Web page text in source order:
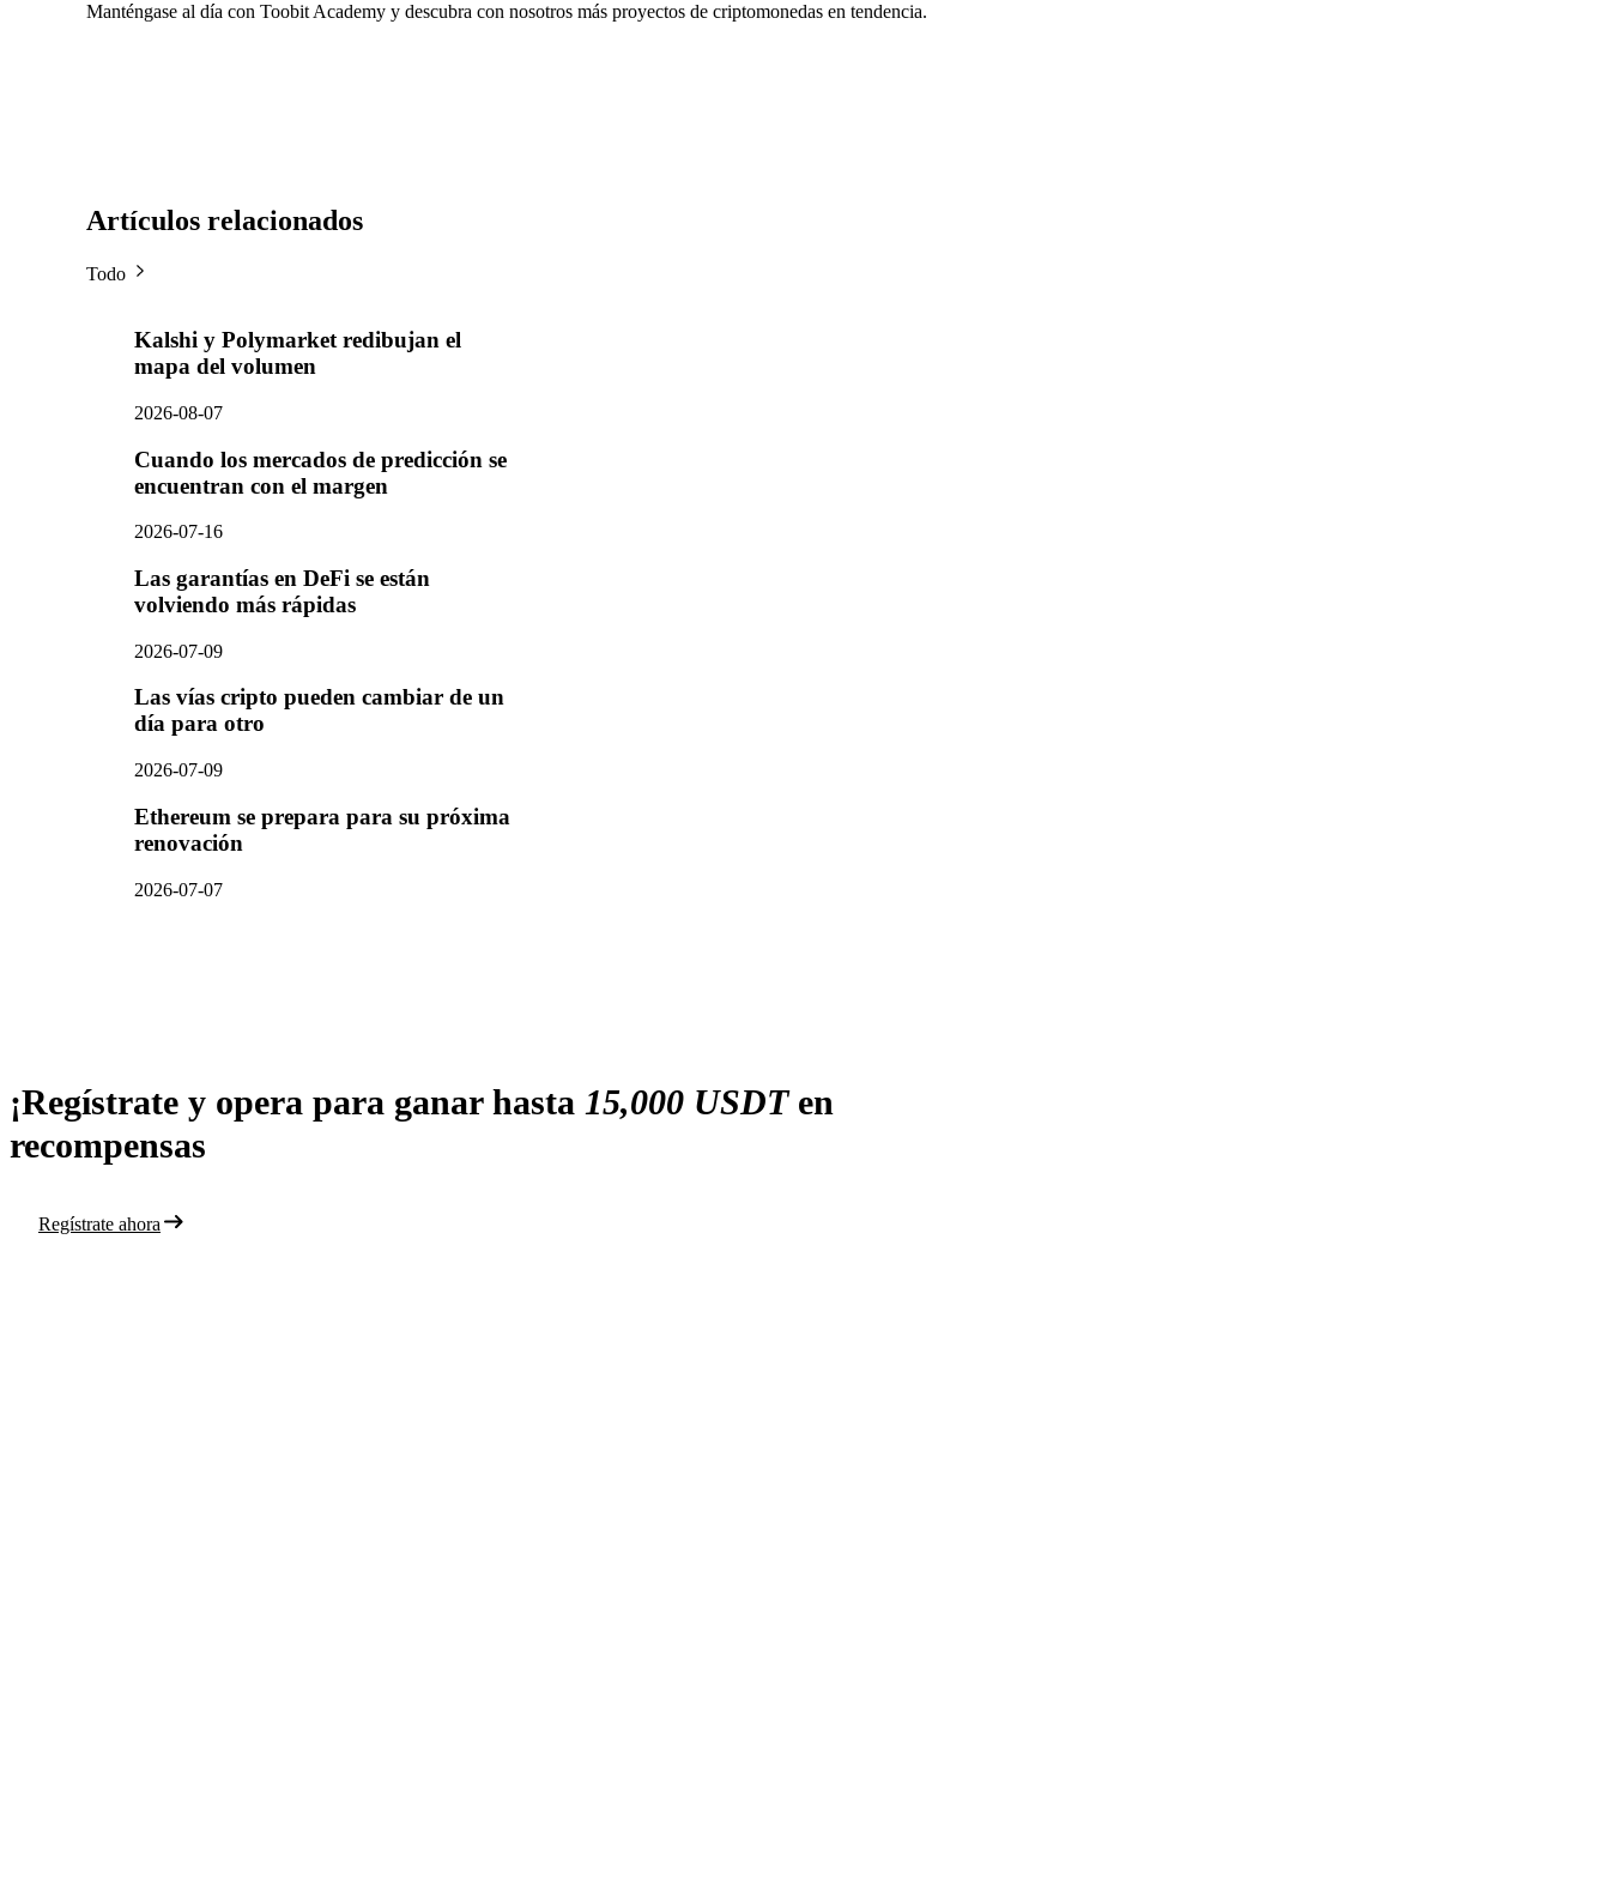
Manténgase al día con Toobit Academy y descubra con nosotros más proyectos de criptomonedas en tendencia.
Artículos relacionados
Todo
Kalshi y Polymarket redibujan el
mapa del volumen
2026-08-07
Cuando los mercados de predicción se
encuentran con el margen
2026-07-16
Las garantías en DeFi se están
volviendo más rápidas
2026-07-09
Las vías cripto pueden cambiar de un
día para otro
2026-07-09
Ethereum se prepara para su próxima
renovación
2026-07-07
¡Regístrate y opera para ganar hasta 15,000 USDTen
recompensas
Regístrate ahora